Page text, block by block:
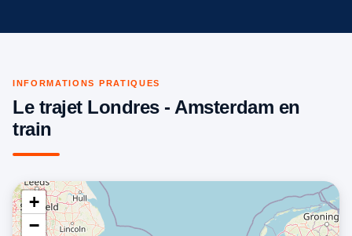
INFORMATIONS PRATIQUES
Le trajet Londres - Amsterdam en
train
+
−